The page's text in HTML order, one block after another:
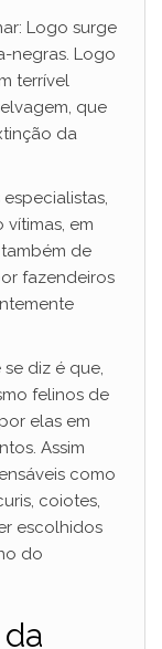
Logo surge
negras. Logo
terrível
que
da
vítimas, em
de
fazendeiros
diz é que,
felinos de
elas em
Assim
como
coiotes,
escolhidos
do